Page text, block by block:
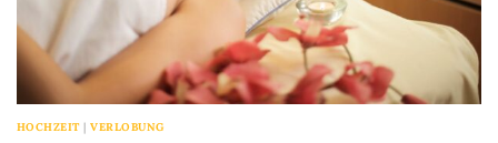
HOCHZEIT|VERLOBUNG